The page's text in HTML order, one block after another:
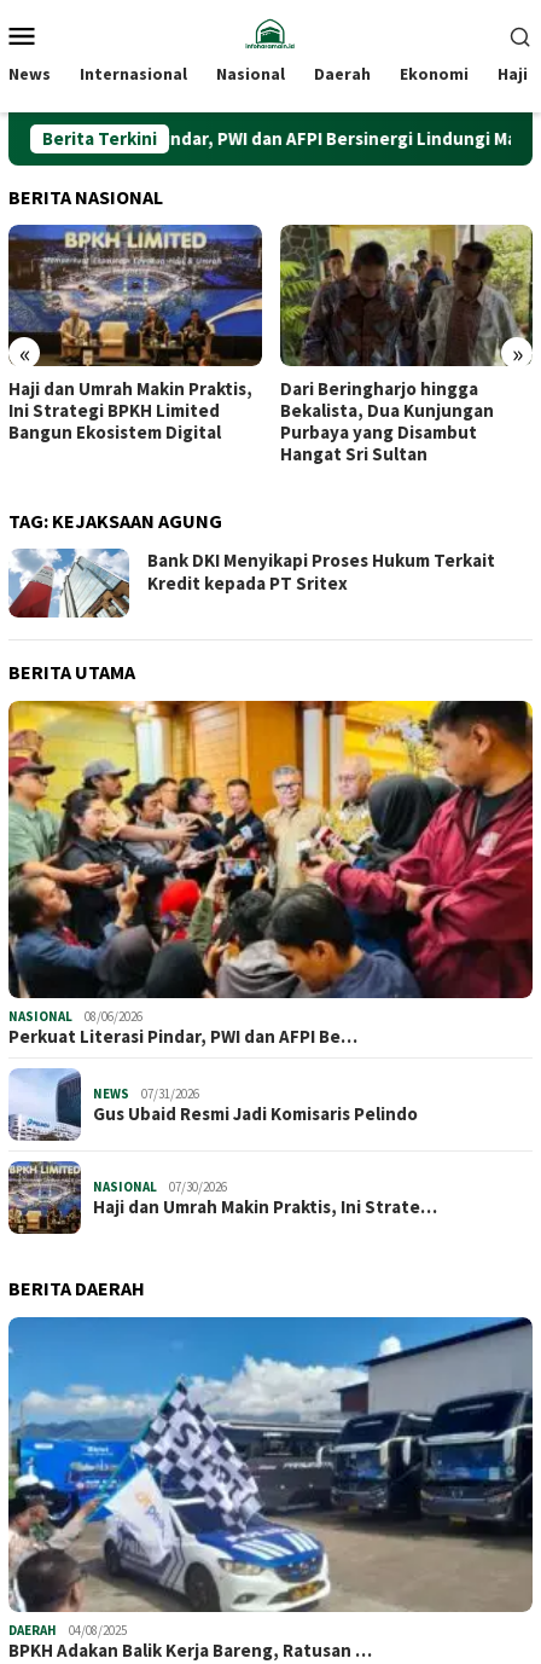
ke
Mobile
News Internasional Nasional Daerah Ekonomi Haji
Berita Terkini
Literasi Pindar, PWI dan AFPI Bersinergi Lindungi
BERITA NASIONAL
« »
Haji dan Umrah Makin Praktis,
Ini Strategi BPKH Limited
Bangun Ekosistem Digital
Dari Beringharjo hingga
Bekalista, Dua Kunjungan
Purbaya yang Disambut
Hangat Sri Sultan
TAG: KEJAKSAAN AGUNG
Bank DKI Menyikapi Proses Hukum Terkait
Kredit kepada PT Sritex
BERITA UTAMA
NASIONAL 08/06/2026
Perkuat Literasi Pindar, PWI dan AFPI Be…
NEWS 07/31/2026
​Gus Ubaid Resmi Jadi Komisaris Pelindo
NASIONAL 07/30/2026
Haji dan Umrah Makin Praktis, Ini Strate…
BERITA DAERAH
DAERAH 04/08/2025
BPKH Adakan Balik Kerja Bareng, Ratusan …